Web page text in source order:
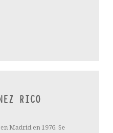
RICO
Madrid en 1976. Se